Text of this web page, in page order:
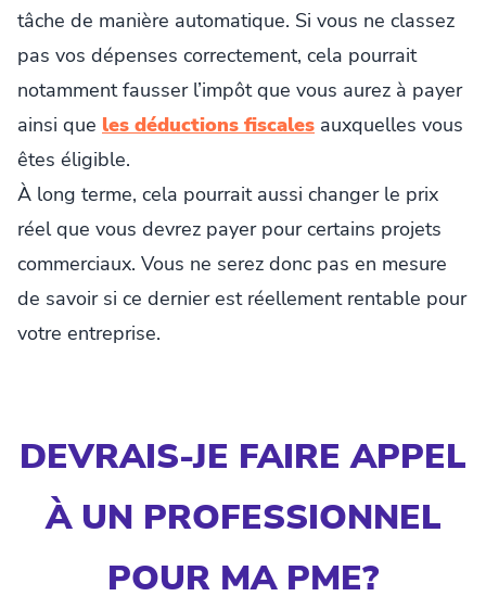
tâche de manière automatique. Si vous ne classez
pas vos dépenses correctement, cela pourrait
notamment fausser l’impôt que vous aurez à payer
ainsi que les déductions fiscales auxquelles vous
êtes éligible.
À long terme, cela pourrait aussi changer le prix
réel que vous devrez payer pour certains projets
commerciaux. Vous ne serez donc pas en mesure
de savoir si ce dernier est réellement rentable pour
votre entreprise.
DEVRAIS-JE FAIRE APPEL
À UN PROFESSIONNEL
POUR MA PME?